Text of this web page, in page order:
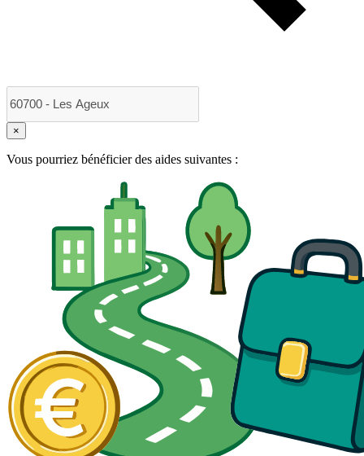
×
Vous pourriez bénéficier des aides suivantes :